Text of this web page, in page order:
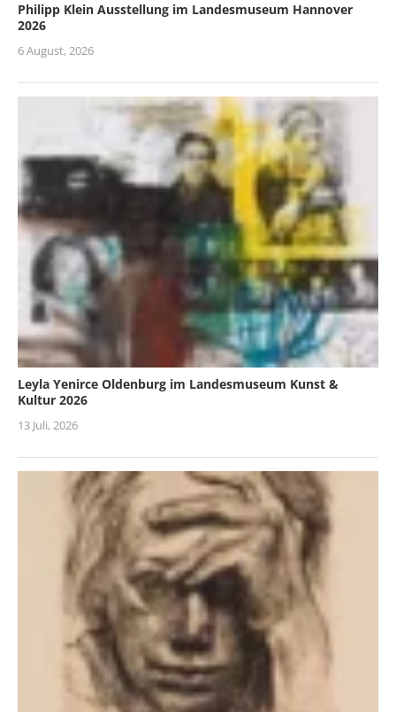
Philipp Klein Ausstellung im Landesmuseum Hannover
2026
6 August, 2026
Leyla Yenirce Oldenburg im Landesmuseum Kunst &
Kultur 2026
13 Juli, 2026